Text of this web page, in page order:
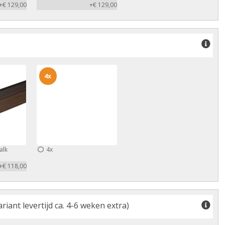
129,00
+€ 129,00
118,00
4x
4x
levertijd ca. 4-6 weken extra)